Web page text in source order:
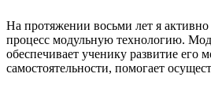
На протяжении восьми лет я
процесс модульную технологию.
обеспечивает ученику развитие его
самостоятельности, помогает